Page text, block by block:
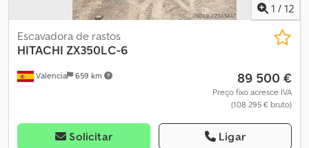
1 / 12
Valencia 659 km
Escavadora de rastos
HITACHI ZX350LC-6
89 500 €
Preço fixo acresce IVA
(108 295 € bruto)
Solicitar Ligar